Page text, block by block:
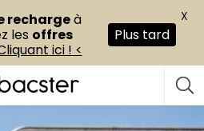
rechargeà
les offres
ici ! <
Plus tard
X